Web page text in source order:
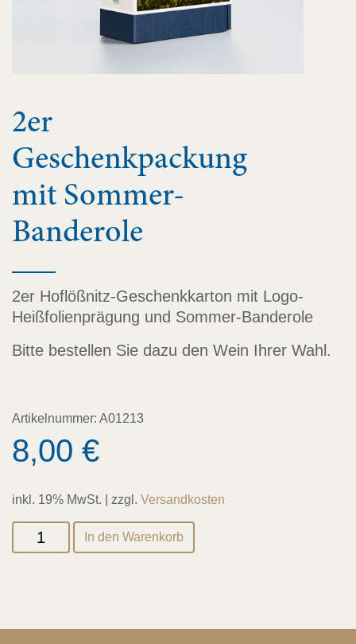
2er
Geschenkpackung
mit Sommer-
Banderole
2er Hoflößnitz-Geschenkkarton mit Logo-
Heißfolienprägung und Sommer-Banderole
Bitte bestellen Sie dazu den Wein Ihrer Wahl.
Artikelnummer: A01213
8,00 €
inkl. 19% MwSt. | zzgl. Versandkosten
Geschenkpackung
Menge
In den Warenkorb